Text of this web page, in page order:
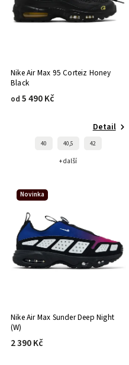
Nike Air Max 95 Corteiz Honey
Black
od 5 490 Kč
Detail
40 40,5 42
+ další
Novinka
Nike Air Max Sunder Deep Night
(W)
2 390 Kč